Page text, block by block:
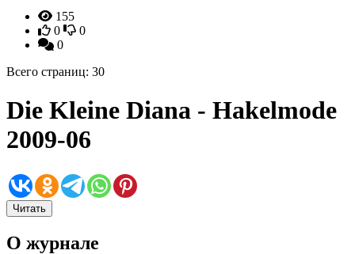
155
0
0
0
Всего страниц: 30
Die Kleine Diana - Hakelmode
2009-06
Читать
О журнале